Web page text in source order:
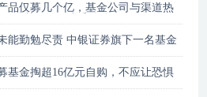
品仅募几个亿，基金公司与渠道热
能勤勉尽责 中银证券旗下一名基金
基金掏超16亿元自购，不应让恐惧